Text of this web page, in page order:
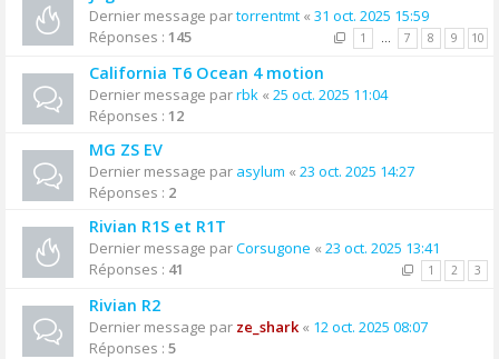
Dernier message partorrentmt « 31 oct. 2025 15:59
Réponses : 145 1 … 7 8 9 10
California T6 Ocean 4 motion
Dernier message parrbk « 25 oct. 2025 11:04
Réponses : 12
MG ZS EV
Dernier message par asylum « 23 oct. 2025 14:27
Réponses : 2
Rivian R1S et R1T
Dernier message parCorsugone « 23 oct. 2025 13:41
Réponses : 41 1 2 3
Rivian R2
Dernier message par ze_shark« 12 oct. 2025 08:07
Réponses : 5